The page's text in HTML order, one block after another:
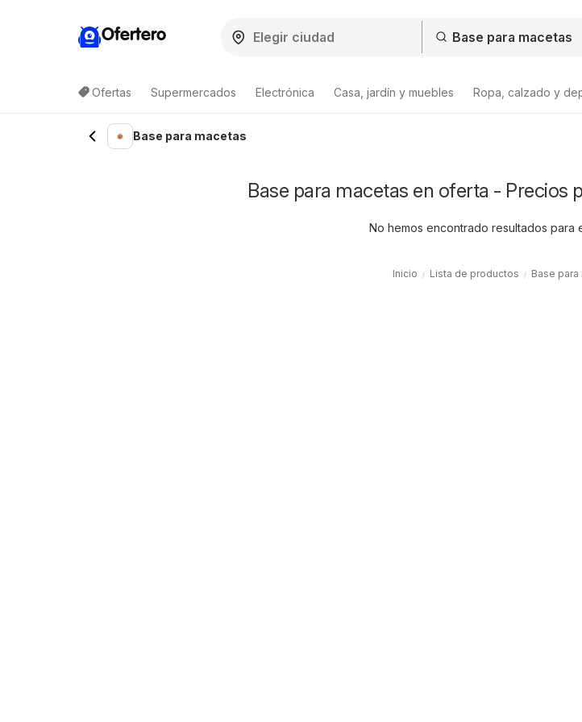
Ofertero
Ofertas Supermercados Electrónica Casa, jardín y muebles Ropa, calzado y
Base para macetas
Base para macetas en oferta - Precios
No hemos encontrado resultados para
Inicio Lista de productos Base